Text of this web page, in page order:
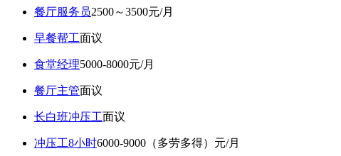
餐厅服务员2500～3500元/月
早餐帮工面议
食堂经理5000-8000元/月
餐厅主管面议
长白班冲压工面议
冲压工8小时6000-9000（多劳多得）元/月